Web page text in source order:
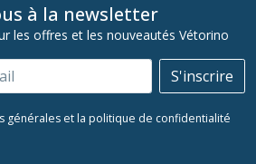
à la newsletter
les offres et les nouveautés Vétorino
S'inscrire
générales et la politique de confidentialité